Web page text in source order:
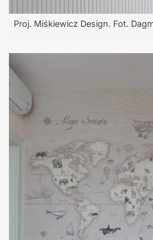
Proj. Miśkiewicz Design. Fot.